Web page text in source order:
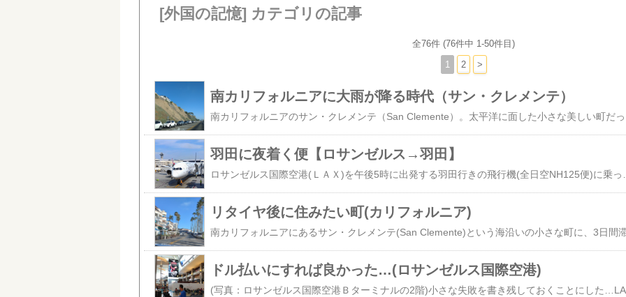
[外国の記憶] カテゴリの記事
全76件 (76件中 1-50件目)
1 2 >
南カリフォルニアに大雨が降る時代（サン・クレメンテ）
羽田に夜着く便【ロサンゼルス→羽田】
リタイヤ後に住みたい町(カリフォルニア)
ドル払いにすれば良かった…(ロサンゼルス国際空港)
(写真：ロサンゼルス国際空港Ｂターミナルの2階)小さな失敗を書き残しておくことにした…LAX(ロサン